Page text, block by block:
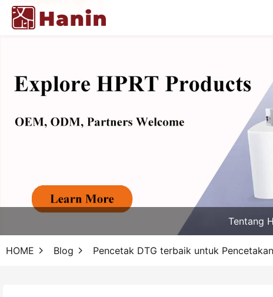
Tentang
HOME Blog Pencetak DTG terbaik untuk